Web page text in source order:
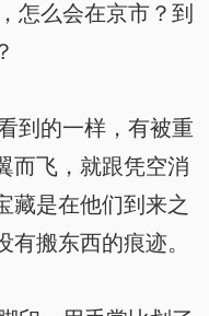
怎么会在京市？到
到的一样，有被重
而飞，就跟凭空消
藏是在他们到来之
搬东西的痕迹。